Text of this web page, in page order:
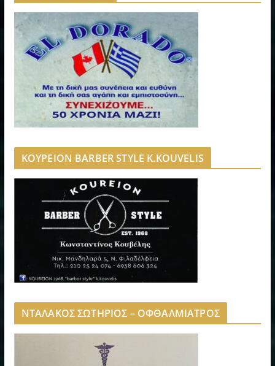
ΚΟΥΡΕΙΟΝ BARBER STYLE K.KOUVELIS
ΝΤΑΛΑΚΟΣ ΣΩΤΗΡΙΟΣ – ΟΦΘΑΛΜΙΑΤΡΟΣ